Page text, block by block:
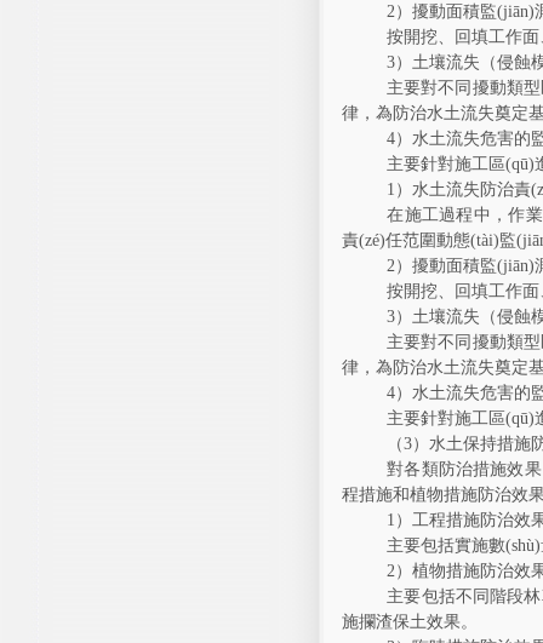
2 ）擾動面積監(jiān)
按開挖、回填工作面
3）土壤流失（侵蝕
主要對不同擾動類型
律，為防治水土流失
4）水土流失危害的
主要針對施工區(qū)進
1 ）水土流失防治責
在施工過程中，
責(zé)任范圍動態(tài)監
2 ）擾動面積監(jiān)
按開挖、回填工
3）土壤流失（侵蝕
主要對不同擾動類型
律，為防治水土流失
4）水土流失危害的
主要針對施工區(qū)
（3）水土保持措施
對各類防治措施效果
程措施和植物措施防治效
1 ）工程措施防治效
主要包括實施數(shù)
2 ）植物措施防治效
主要包括不同階段林草
施攔渣保土效果。